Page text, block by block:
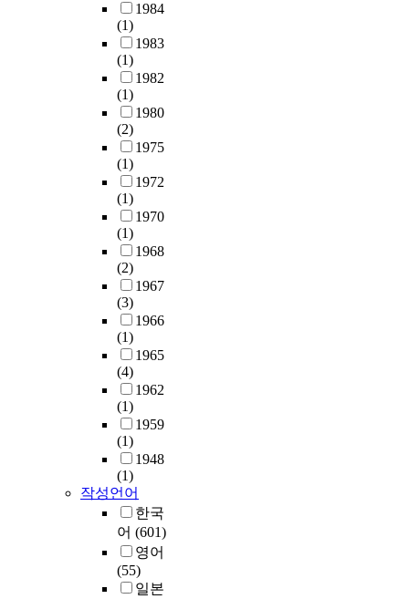
1984
(1)
1983
(1)
1982
(1)
1980
(2)
1975
(1)
1972
(1)
1970
(1)
1968
(2)
1967
(3)
1966
(1)
1965
(4)
1962
(1)
1959
(1)
1948
(1)
작성언어
한국
어 (601)
영어
(55)
일본